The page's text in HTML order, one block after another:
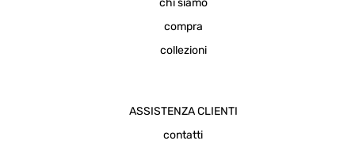
chi siamo
compra
collezioni
ASSISTENZA CLIENTI
contatti